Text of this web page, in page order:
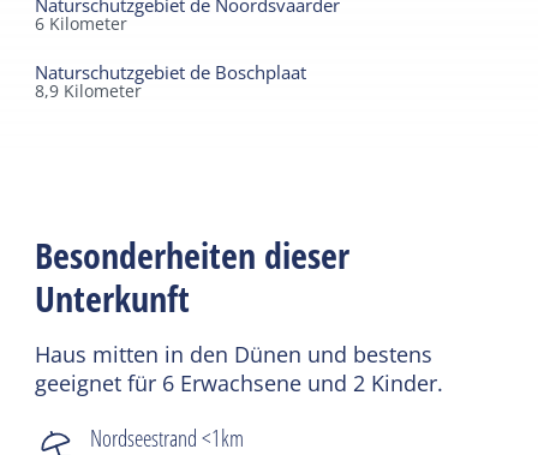
6 Kilometer
Naturschutzgebiet de Boschplaat
8,9 Kilometer
Besonderheiten dieser
Unterkunft
Haus mitten in den Dünen und bestens
geeignet für 6 Erwachsene und 2 Kinder.
Nordseestrand <1km